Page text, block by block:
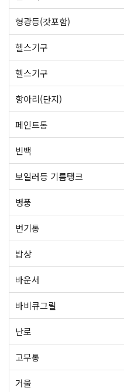
형광등(갓포함)
헬스기구
헬스기구
항아리(단지)
페인트통
빈백
보일러등 기름탱크
병풍
변기통
밥상
바운서
바비큐그릴
난로
고무통
거울